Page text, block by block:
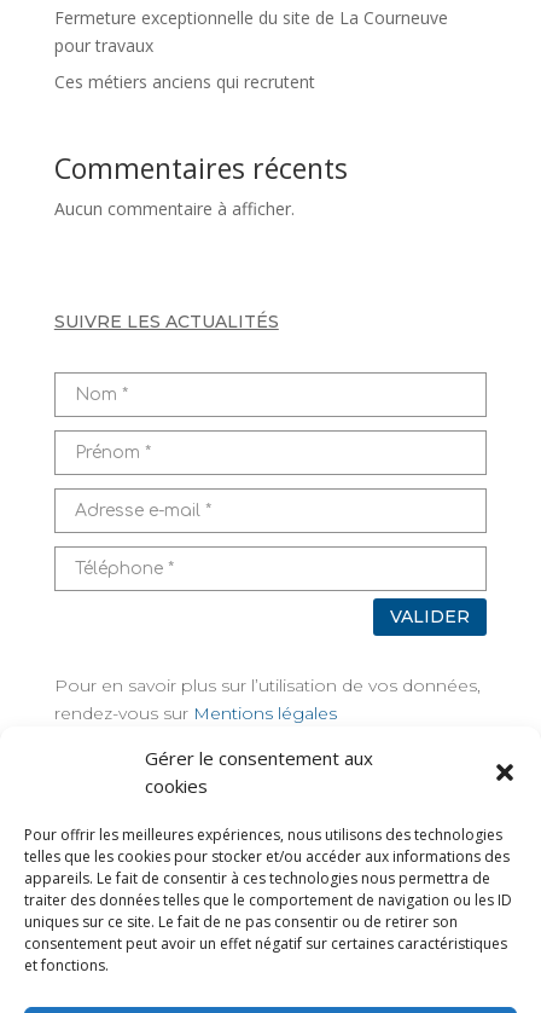
Gérer le consentement aux
cookies
Pour offrir les meilleures expériences, nous utilisons des technologies
telles que les cookies pour stocker et/ou accéder aux informations des
appareils. Le fait de consentir à ces technologies nous permettra de
traiter des données telles que le comportement de navigation ou les ID
uniques sur ce site. Le fait de ne pas consentir ou de retirer son
consentement peut avoir un effet négatif sur certaines caractéristiques
et fonctions.
Fermeture exceptionnelle du site de La Courneuve
pour travaux
Ces métiers anciens qui recrutent
Commentaires récents
Aucun commentaire à afficher.
SUIVRE LES ACTUALITÉS
VALIDER
Pour en savoir plus sur l’utilisation de vos données,
rendez-vous sur Mentions légales